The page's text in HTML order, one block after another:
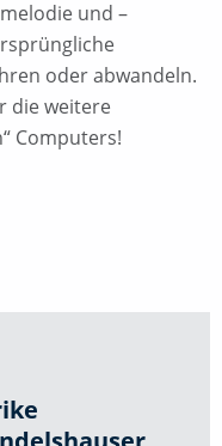
und –
oder abwandeln.
die weitere
Computers!